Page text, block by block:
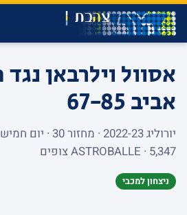
אסוול וילרבאן
אביב67-85
ASTROBALLE · 5,347 צופים
ניצחון למכבי